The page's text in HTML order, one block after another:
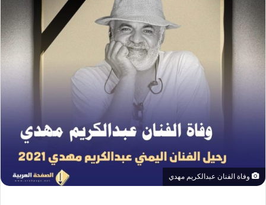
وفاة الفنان عبدالكريم مهدي